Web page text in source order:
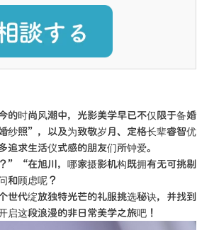
的时尚风潮中，光影美学早已不仅限于备婚
照”，以及为致敬岁月、定格长辈睿智优
求生活仪式感的朋友们所钟爱。
”“在旭川，哪家摄影机构既拥有无可挑剔
和顾虑呢？
世代绽放独特光芒的礼服挑选秘诀，并找到
启这段浪漫的非日常美学之旅吧！